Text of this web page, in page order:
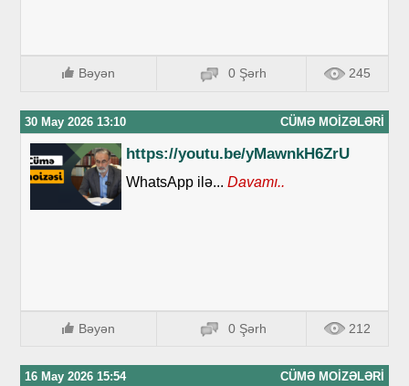
Bəyən 0 Şərh 245
30 May 2026 13:10 CÜMƏ MOIZƏLƏRI
https://youtu.be/yMawnkH6ZrU
WhatsApp ilə... Davamı..
Bəyən 0 Şərh 212
16 May 2026 15:54 CÜMƏ MOIZƏLƏRI